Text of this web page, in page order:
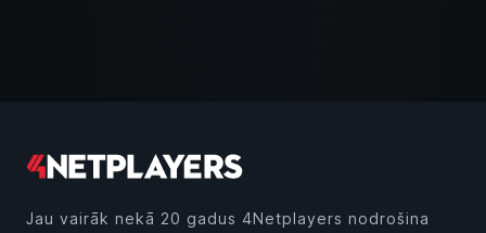
Jau vairāk nekā 20 gadus 4Netplayers nodrošina